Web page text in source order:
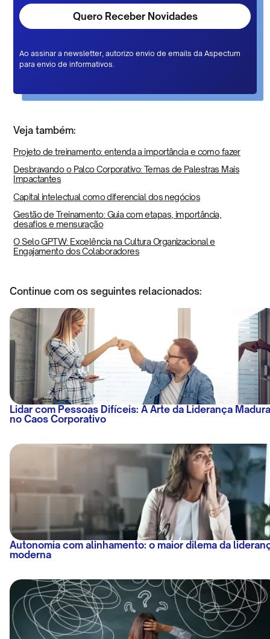
Ao assinar a newsletter, autorizo envio de emails da Aspectum
para envio de informativos.
Veja também:
Projeto de treinamento: entenda a importância e como fazer
Desbravando o Palco Corporativo: Temas de Palestras Mais
Impactantes
Capital intelectual como diferencial dos negócios
Gestão de Treinamento: Guia com etapas, importância,
desafios e mensuração
O Selo GPTW: Excelência na Cultura Organizacional e
Engajamento dos Colaboradores
Continue com os seguintes relacionados:
Lidar com Pessoas Difíceis: A Arte da Liderança Madura
no Caos Corporativo
Autonomia com alinhamento: o maior dilema da
moderna